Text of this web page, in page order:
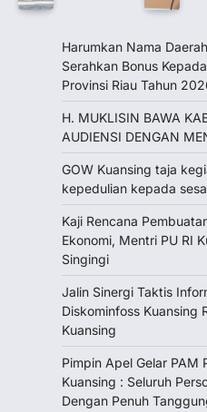
Harumkan Nama
Serahkan Bonus
Provinsi Riau Tahun
H. MUKLISIN BAWA
‎AUDIENSI DENGAN
GOW Kuansing taja
kepedulian kepada
Kaji Rencana
Ekonomi, Mentri PU RI
Singingi
Jalin Sinergi Taktis
Diskominfoss Kuansing
Kuansing
Pimpin Apel Gelar PAM
Kuansing : Seluruh
Dengan Penuh